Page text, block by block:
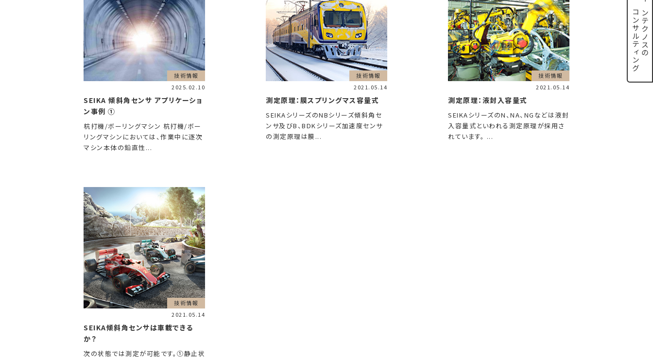
インテクノスの
コンサルティング
技術情報
2025.02.10
SEIKA 傾斜角センサ アプリケーショ
ン事例 ①
杭打機/ボーリングマシン 杭打機/ボー
リングマシンにおいては、作業中に逐次
マシン本体の鉛直性...
技術情報
2021.05.14
測定原理：膜スプリングマス容量式
SEIKAシリーズのNBシリーズ傾斜角セ
ンサ及びB、BDKシリーズ加速度センサ
の測定原理は膜...
技術情報
2021.05.14
測定原理：液封入容量式
SEIKAシリーズのN、NA、NGなどは液封
入容量式といわれる測定原理が採用さ
れています。 ...
技術情報
2021.05.14
SEIKA傾斜角センサは車載できる
か？
次の状態では測定が可能です。①静止状